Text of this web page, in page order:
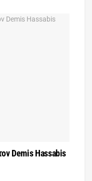
Demis Hassabis